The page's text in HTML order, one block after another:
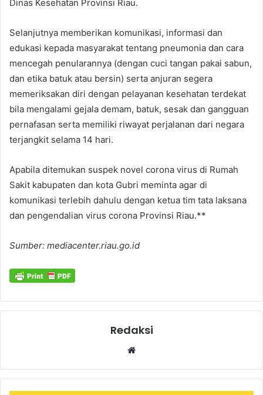
Dinas Kesehatan Provinsi Riau.
Selanjutnya memberikan komunikasi, informasi dan
edukasi kepada masyarakat tentang pneumonia dan cara
mencegah penularannya (dengan cuci tangan pakai sabun,
dan etika batuk atau bersin) serta anjuran segera
memeriksakan diri dengan pelayanan kesehatan terdekat
bila mengalami gejala demam, batuk, sesak dan gangguan
pernafasan serta memiliki riwayat perjalanan dari negara
terjangkit selama 14 hari.
Apabila ditemukan suspek novel corona virus di Rumah
Sakit kabupaten dan kota Gubri meminta agar di
komunikasi terlebih dahulu dengan ketua tim tata laksana
dan pengendalian virus corona Provinsi Riau.**
Sumber: mediacenter.riau.go.id
Redaksi